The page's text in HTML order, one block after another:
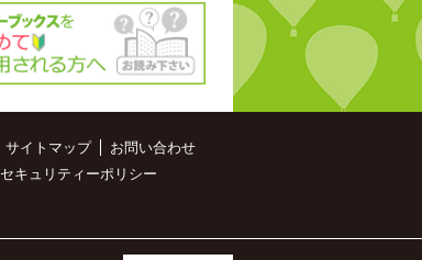
サイトマップ
お問い合わせ
セキュリティーポリシー